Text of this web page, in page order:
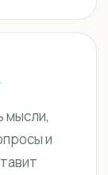
мысли,
и